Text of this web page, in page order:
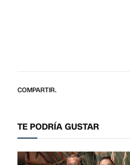
COMPARTIR.
TE PODRÍA GUSTAR